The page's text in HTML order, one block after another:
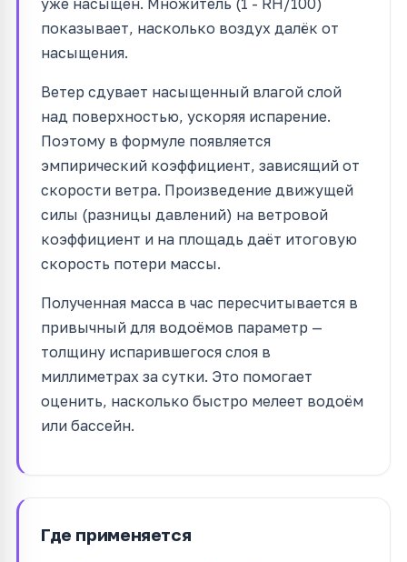
показывает, насколько воздух далёк от
насыщения.
Ветер сдувает насыщенный влагой слой
над поверхностью, ускоряя испарение.
Поэтому в формуле появляется
эмпирический коэффициент, зависящий от
скорости ветра. Произведение движущей
силы (разницы давлений) на ветровой
коэффициент и на площадь даёт итоговую
скорость потери массы.
Полученная масса в час пересчитывается в
привычный для водоёмов параметр —
толщину испарившегося слоя в
миллиметрах за сутки. Это помогает
оценить, насколько быстро мелеет водоём
или бассейн.
Где применяется